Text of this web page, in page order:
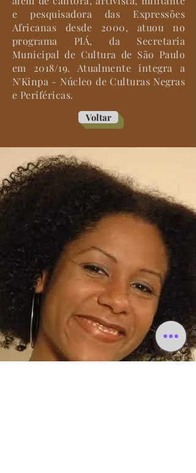
e pesquisadora das Expressões
Africanas desde 2000, atuou no
programa PIÁ, da Secretaria
Municipal de Cultura de São Paulo
em 2018/19. Atualmente integra a
N'Kinpa - Núcleo de Culturas Negras
e Periféricas.
Voltar